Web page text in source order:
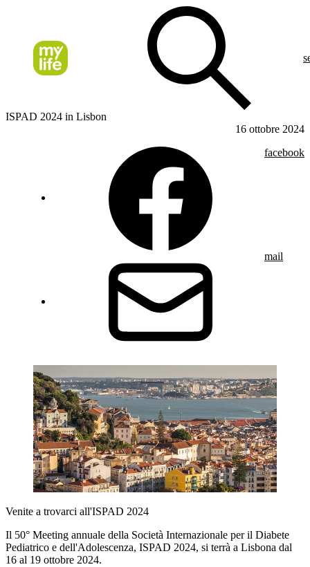
ISPAD 2024 in Lisbon
16 ottobre 2024
facebook
mail
Venite a trovarci all'ISPAD 2024
Il 50° Meeting annuale della Società Internazionale per il Diabete
Pediatrico e dell'Adolescenza, ISPAD 2024, si terrà a Lisbona dal
16 al 19 ottobre 2024.